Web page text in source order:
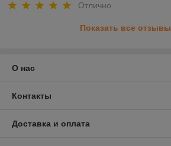
Отлично
Показать все отзывы
О нас
Контакты
Доставка и оплата